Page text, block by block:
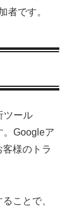
者です。
ツール
。Googleア
様のトラ
ことで、